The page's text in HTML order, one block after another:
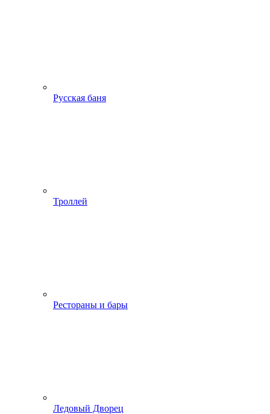
Русская баня
Троллей
Рестораны и бары
Ледовый Дворец